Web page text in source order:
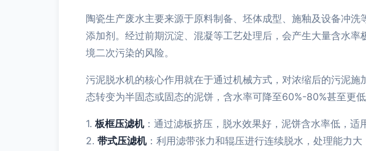
陶瓷生产废水主要来源于原料制备、坯体成型、施釉及设备冲
添加剂。经过前期沉淀、混凝等工艺处理后，会产生大量含水
境二次污染的风险。
污泥脱水机的核心作用就在于通过机械方式，对浓缩后的污泥
态转变为半固态或固态的泥饼，含水率可降至60%-80%甚至更
1. 板框压滤机：通过滤板挤压，脱水效果好，泥饼含水率低，适
2. 带式压滤机：利用滤带张力和辊压进行连续脱水，处理能力